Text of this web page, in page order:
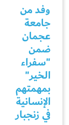
وفد من
جامعة
عجمان
ضمن
"سفراء
الخير"
بمهمتهم
الإنسانية
في زنجبار